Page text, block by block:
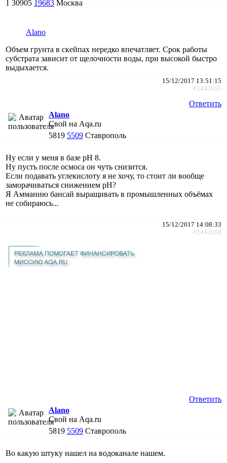
1 30905 19683 Москва
Alano
Объем грунта в скейпах нередко впечатляет. Срок работы
субстрата зависит от щелочности воды, при высокой быстро
выдыхается.
15/12/2017 13:51:15
#2442655
Ответить
Alano
Свой на Aqa.ru
5819 5509 Ставрополь
Ну если у меня в базе рН 8.
Ну пусть после осмоса он чуть снизится.
Если подавать углекислоту я не хочу, то стоит ли вообще
заморачиваться снижением рН?
Я Амманию бансай выращивать в промышленных объёмах
не собираюсь...
15/12/2017 14:08:33
#2442658
Ответить
Alano
Свой на Aqa.ru
5819 5509 Ставрополь
Во какую штуку нашел на водоканале нашем.